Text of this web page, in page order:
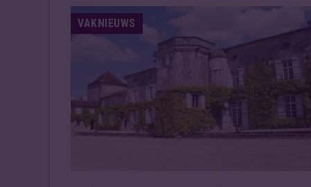
VAKNIEUWS